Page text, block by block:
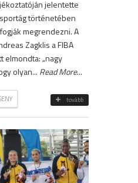
jelentette
történetében
megrendezni. A
Zagklis a FIBA
elmondta: „nagy
olyan... Read More...
tovább